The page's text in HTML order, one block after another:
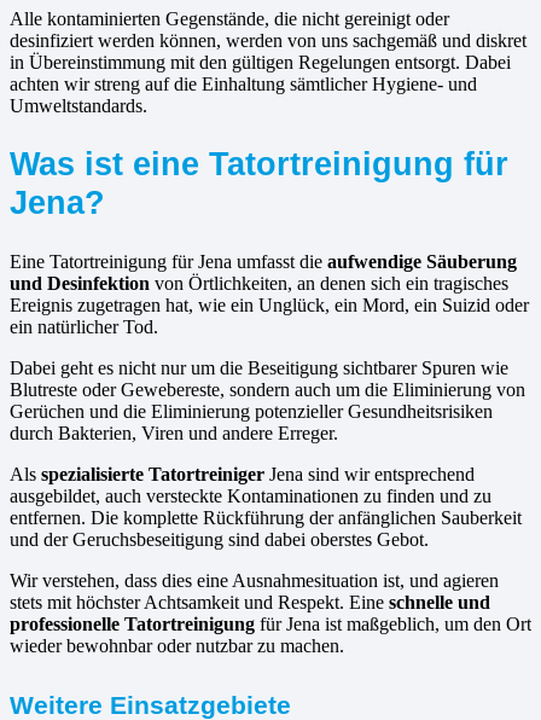
Alle kontaminierten Gegenstände, die nicht gereinigt oder
desinfiziert werden können, werden von uns sachgemäß und diskret
in Übereinstimmung mit den gültigen Regelungen entsorgt. Dabei
achten wir streng auf die Einhaltung sämtlicher Hygiene- und
Umweltstandards.
Was ist eine Tatortreinigung für
Jena?
Eine Tatortreinigung für Jena umfasst die aufwendige Säuberung
und Desinfektion von Örtlichkeiten, an denen sich ein tragisches
Ereignis zugetragen hat, wie ein Unglück, ein Mord, ein Suizid oder
ein natürlicher Tod.
Dabei geht es nicht nur um die Beseitigung sichtbarer Spuren wie
Blutreste oder Gewebereste, sondern auch um die Eliminierung von
Gerüchen und die Eliminierung potenzieller Gesundheitsrisiken
durch Bakterien, Viren und andere Erreger.
Als spezialisierte Tatortreiniger Jena sind wir entsprechend
ausgebildet, auch versteckte Kontaminationen zu finden und zu
entfernen. Die komplette Rückführung der anfänglichen Sauberkeit
und der Geruchsbeseitigung sind dabei oberstes Gebot.
Wir verstehen, dass dies eine Ausnahmesituation ist, und agieren
stets mit höchster Achtsamkeit und Respekt. Eine schnelle und
professionelle Tatortreinigung für Jena ist maßgeblich, um den Ort
wieder bewohnbar oder nutzbar zu machen.
Weitere Einsatzgebiete